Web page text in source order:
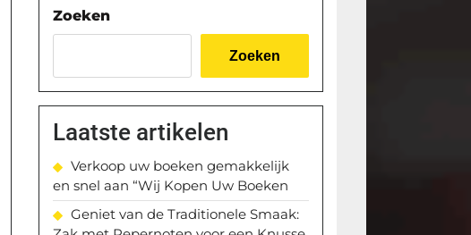
Zoeken
Zoeken
Laatste artikelen
Verkoop uw boeken gemakkelijk
en snel aan “Wij Kopen Uw Boeken
Geniet van de Traditionele Smaak: